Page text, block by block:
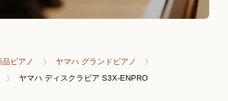
品ピアノ
ヤマハ グランドピアノ
ヤマハ ディスクラビア S3X-ENPRO